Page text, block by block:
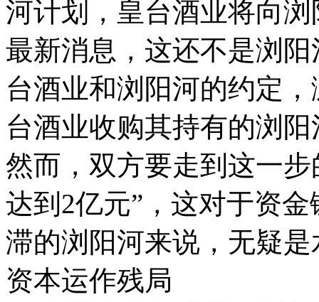
河计划，皇台酒业将向
最新消息，这还不是浏
台酒业和浏阳河的约定
台酒业收购其持有的浏
然而，双方要走到这一
达到2亿元”，这对于资
滞的浏阳河来说，无疑
资本运作残局